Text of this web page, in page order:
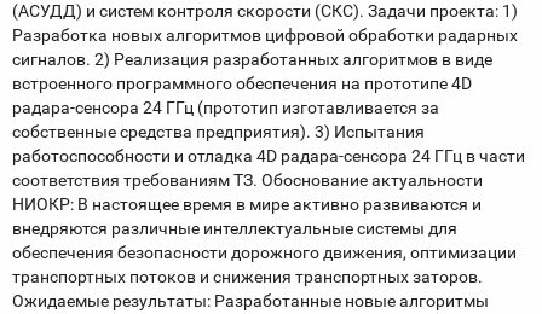
(АСУДД) и систем контроля скорости (СКС). Задачи проекта: 1)
Разработка новых алгоритмов цифровой обработки радарных
сигналов. 2) Реализация разработанных алгоритмов в виде
встроенного программного обеспечения на прототипе 4D
радара-сенсора 24 ГГц (прототип изготавливается за
собственные средства предприятия). 3) Испытания
работоспособности и отладка 4D радара-сенсора 24 ГГц в части
соответствия требованиям ТЗ. Обоснование актуальности
НИОКР: В настоящее время в мире активно развиваются и
внедряются различные интеллектуальные системы для
обеспечения безопасности дорожного движения, оптимизации
транспортных потоков и снижения транспортных заторов.
Ожидаемые результаты: Разработанные новые алгоритмы